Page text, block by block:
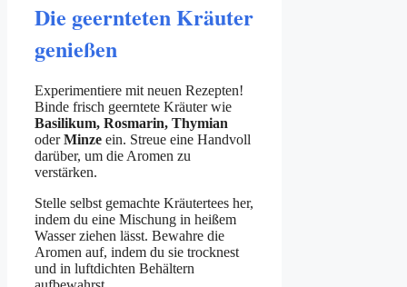
Die geernteten Kräuter
genießen
Experimentiere mit neuen Rezepten!
Binde frisch geerntete Kräuter wie
Basilikum, Rosmarin, Thymian
oderMinze ein. Streue eine Handvoll
darüber, um die Aromen zu
verstärken.
Stelle selbst gemachte Kräutertees her,
indem du eine Mischung in heißem
Wasser ziehen lässt. Bewahre die
Aromen auf, indem du sie trocknest
und in luftdichten Behältern